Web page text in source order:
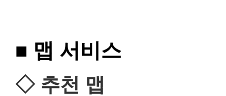
■ 맵 서비스
◇ 추천 맵